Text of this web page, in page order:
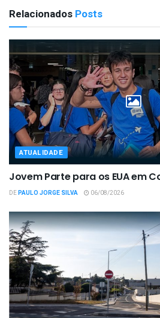
Relacionados Posts
ATUALIDADE
Jovem Parte para os EUA em
DEPAULO JORGE SILVA 06/08/2026